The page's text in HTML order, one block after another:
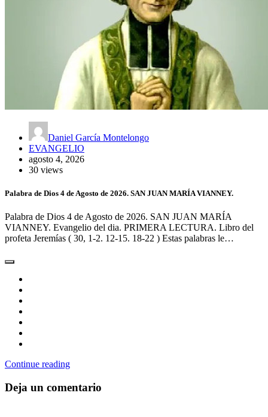
Daniel García Montelongo
EVANGELIO
agosto 4, 2026
30 views
Palabra de Dios 4 de Agosto de 2026. SAN JUAN MARÍA VIANNEY.
Palabra de Dios 4 de Agosto de 2026. SAN JUAN MARÍA
VIANNEY. Evangelio del dia. PRIMERA LECTURA. Libro del
profeta Jeremías ( 30, 1-2. 12-15. 18-22 ) Estas palabras le…
Continue reading
Deja un comentario